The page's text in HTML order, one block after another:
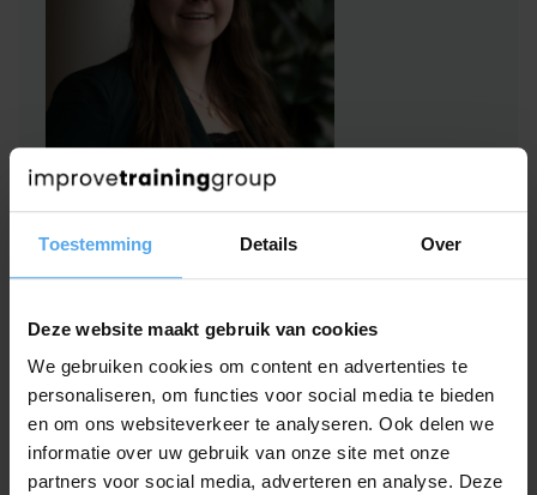
Toestemming Details Over
Deze website maakt gebruik van cookies
We gebruiken cookies om content en advertenties te
personaliseren, om functies voor social media te bieden
en om ons websiteverkeer te analyseren. Ook delen we
informatie over uw gebruik van onze site met onze
partners voor social media, adverteren en analyse. Deze
Hulp of advies nodig?
specifieke leerdoelen?Wehelpen je met plezier
verder!
Onze workshop adviseurs staan klaar om je
geheel vrijblijvend te adviseren.